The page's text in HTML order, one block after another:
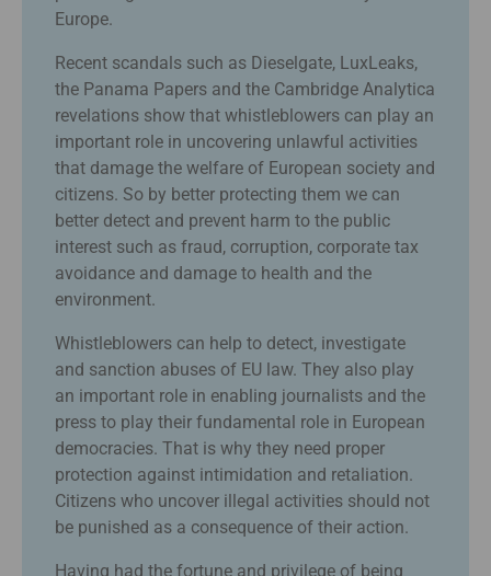
Europe.
Recent scandals such as Dieselgate, LuxLeaks,
the Panama Papers and the Cambridge Analytica
revelations show that whistleblowers can play an
important role in uncovering unlawful activities
that damage the welfare of European society and
citizens. So by better protecting them we can
better detect and prevent harm to the public
interest such as fraud, corruption, corporate tax
avoidance and damage to health and the
environment.
Whistleblowers can help to detect, investigate
and sanction abuses of EU law. They also play
an important role in enabling journalists and the
press to play their fundamental role in European
democracies. That is why they need proper
protection against intimidation and retaliation.
Citizens who uncover illegal activities should not
be punished as a consequence of their action.
Having had the fortune and privilege of being